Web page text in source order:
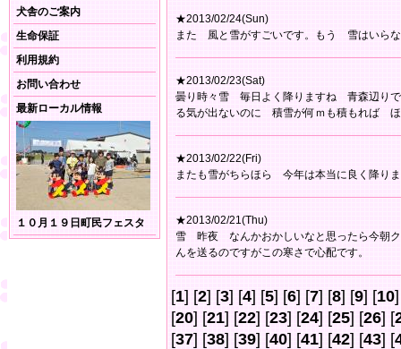
犬舎のご案内
生命保証
利用規約
お問い合わせ
最新ローカル情報
１０月１９日町民フェスタ
★2013/02/24(Sun)
また 風と雪がすごいです。もう 雪はいら
★2013/02/23(Sat)
曇り時々雪 毎日よく降りますね 青森辺りで
る気が出ないのに 積雪が何ｍも積もれば
★2013/02/22(Fri)
またも雪がちらほら 今年は本当に良く降り
★2013/02/21(Thu)
雪 昨夜 なんかおかしいなと思ったら今朝
んを送るのですがこの寒さで心配です。
[1] [2] [3] [4] [5] [6] [7] [8] [9] [10
[20] [21] [22] [23] [24] [25] [26] [
[37] [38] [39] [40] [41] [42] [43] [